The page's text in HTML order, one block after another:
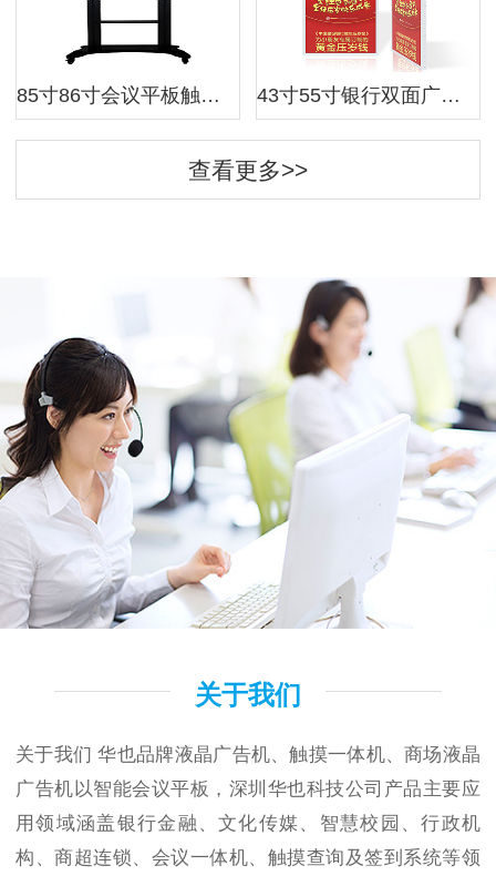
85寸86寸会议平板触控一体机 43寸55寸银行双面广告机,吊挂广告机
查看更多>>
关于我们
关于我们 华也品牌液晶广告机、触摸一体机、商场液晶
广告机以智能会议平板，深圳华也科技公司产品主要应
用领域涵盖银行金融、文化传媒、智慧校园、行政机
构、商超连锁、会议一体机、触摸查询及签到系统等领